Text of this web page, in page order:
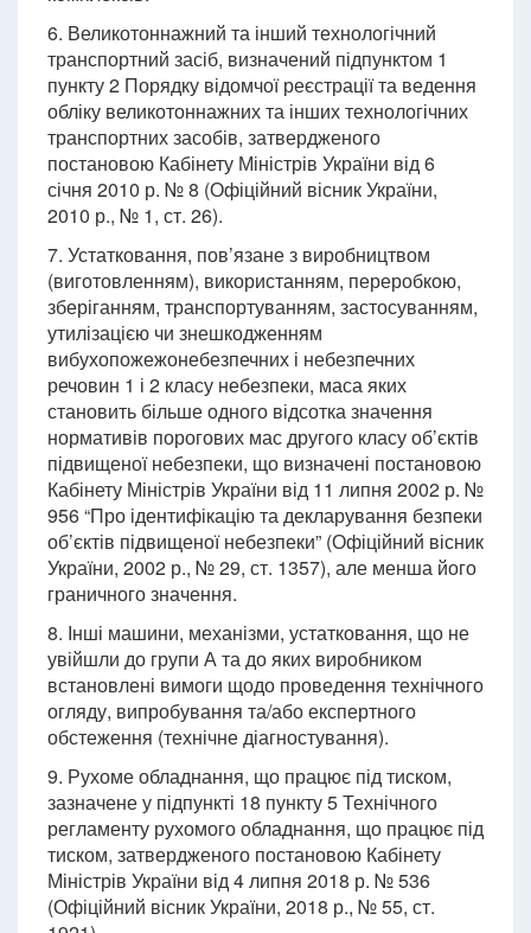
6. Великотоннажний та інший технологічний
транспортний засіб, визначений підпунктом 1
пункту 2 Порядку відомчої реєстрації та ведення
обліку великотоннажних та інших технологічних
транспортних засобів, затвердженого
постановою Кабінету Міністрів України від 6
січня 2010 р. № 8 (Офіційний вісник України,
2010 р., № 1, ст. 26).
7. Устатковання, пов’язане з виробництвом
(виготовленням), використанням, переробкою,
зберіганням, транспортуванням, застосуванням,
утилізацією чи знешкодженням
вибухопожежонебезпечних і небезпечних
речовин 1 і 2 класу небезпеки, маса яких
становить більше одного відсотка значення
нормативів порогових мас другого класу об’єктів
підвищеної небезпеки, що визначені постановою
Кабінету Міністрів України від 11 липня 2002 р. №
956 “Про ідентифікацію та декларування безпеки
об’єктів підвищеної небезпеки” (Офіційний вісник
України, 2002 р., № 29, ст. 1357), але менша його
граничного значення.
8. Інші машини, механізми, устатковання, що не
увійшли до групи А та до яких виробником
встановлені вимоги щодо проведення технічного
огляду, випробування та/або експертного
обстеження (технічне діагностування).
9. Рухоме обладнання, що працює під тиском,
зазначене у підпункті 18 пункту 5 Технічного
регламенту рухомого обладнання, що працює під
тиском, затвердженого постановою Кабінету
Міністрів України від 4 липня 2018 р. № 536
(Офіційний вісник України, 2018 р., № 55, ст.